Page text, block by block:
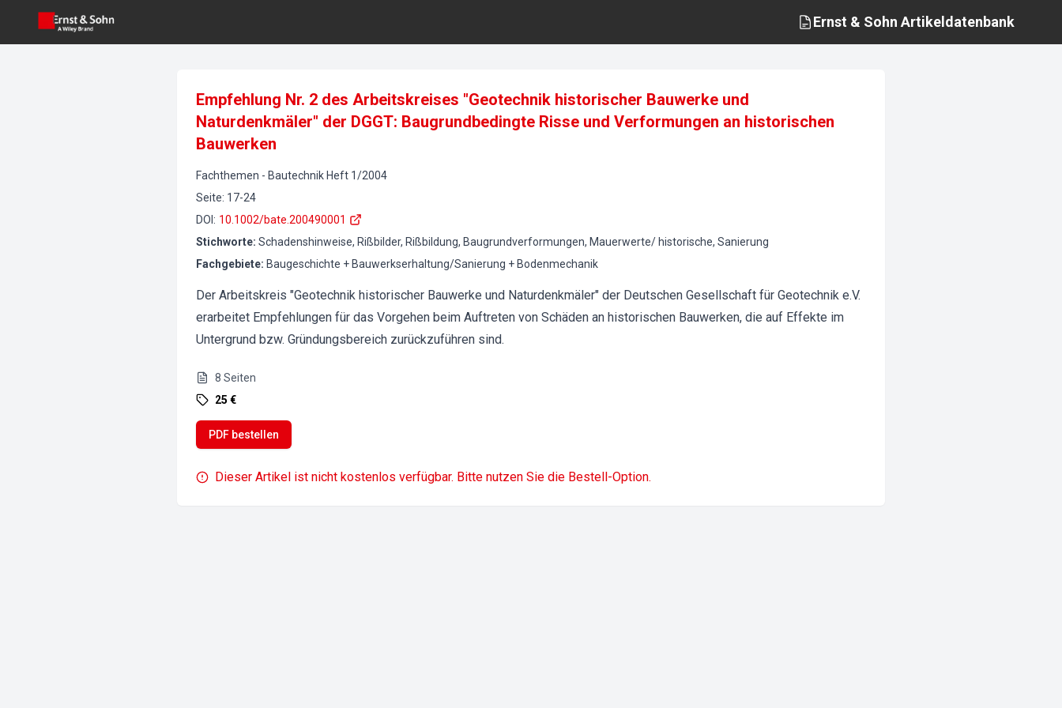
Ernst & Sohn Artikeldatenbank
Empfehlung Nr. 2 des Arbeitskreises "Geotechnik historischer Bauwerke und
Naturdenkmäler" der DGGT: Baugrundbedingte Risse und Verformungen an historischen
Bauwerken
Fachthemen - Bautechnik Heft 1/2004
Seite: 17-24
DOI : 10.1002/bate.200490001
Stichworte: Schadenshinweise, Rißbilder, Rißbildung, Baugrundverformungen, Mauerwerte/ historische, Sanierung
Fachgebiete: Baugeschichte + Bauwerkserhaltung/Sanierung + Bodenmechanik
Der Arbeitskreis "Geotechnik historischer Bauwerke und Naturdenkmäler" der Deutschen Gesellschaft für Geotechnik e.V.
erarbeitet Empfehlungen für das Vorgehen beim Auftreten von Schäden an historischen Bauwerken, die auf Effekte im
Untergrund bzw. Gründungsbereich zurückzuführen sind.
8 Seiten
25 €
PDF bestellen
Dieser Artikel ist nicht kostenlos verfügbar. Bitte nutzen Sie die Bestell-Option.